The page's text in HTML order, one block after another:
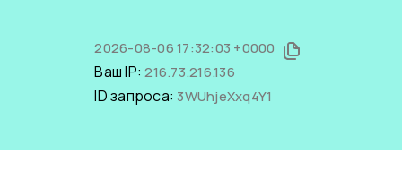
2026-08-06 17:32:03 +0000
Ваш IP:216.73.216.136
ID запроса: 3WUhjeXxq4Y1